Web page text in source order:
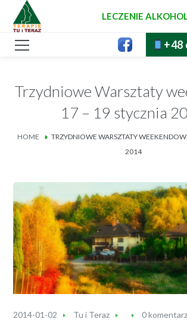
LECZENIE
+48
Trzydniowe Warsztaty
17 – 19 stycznia
HOME
TRZYDNIOWE WARSZTATY
2014
2014-01-02 Tu i Teraz 0